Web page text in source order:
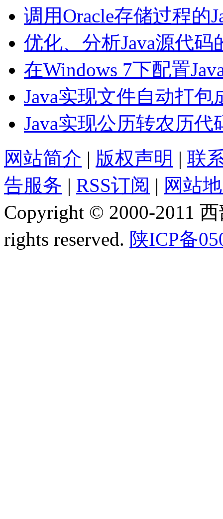
调用Oracle存储过程的
优化、分析Java源代码
在Windows 7下配置
Java实现文件自动打
Java实现公历转农历代
网站简介 | 版权声明 | 联
告服务 | RSS订阅 | 网站
Copyright © 2000-2011
rights reserved. 陕ICP备